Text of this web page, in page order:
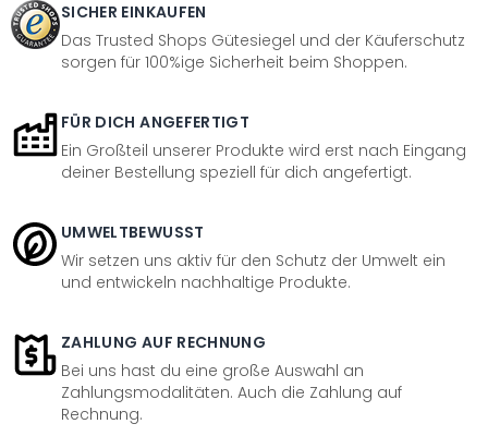
SICHER EINKAUFEN
Das Trusted Shops Gütesiegel und der Käuferschutz
sorgen für 100%ige Sicherheit beim Shoppen.
FÜR DICH ANGEFERTIGT
Ein Großteil unserer Produkte wird erst nach Eingang
deiner Bestellung speziell für dich angefertigt.
UMWELTBEWUSST
Wir setzen uns aktiv für den Schutz der Umwelt ein
und entwickeln nachhaltige Produkte.
ZAHLUNG AUF RECHNUNG
Bei uns hast du eine große Auswahl an
Zahlungsmodalitäten. Auch die Zahlung auf
Rechnung.